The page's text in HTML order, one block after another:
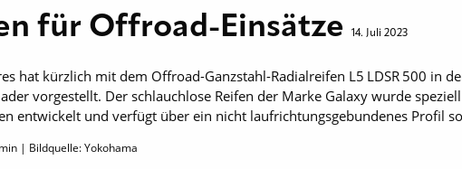
für Offroad-Einsätze 14. Juli 2023
hat kürzlich mit dem Offroad-Ganzstahl-Radialreifen L5 LDSR 500 in
vorgestellt. Der schlauchlose Reifen der Marke Galaxy wurde
entwickelt und verfügt über ein nicht laufrichtungsgebundenes Profil
min | Bildquelle: Yokohama